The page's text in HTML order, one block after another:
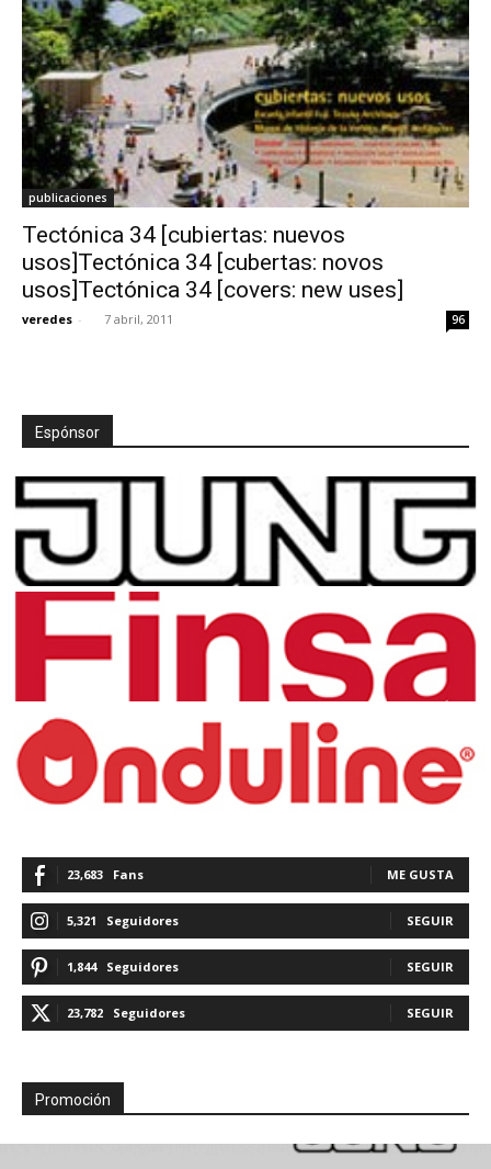
publicaciones
Tectónica 34 [cubiertas: nuevos
usos]Tectónica 34 [cubertas: novos
usos]Tectónica 34 [covers: new uses]
veredes - 7 abril, 2011 96
Espónsor
23,683 Fans ME GUSTA
5,321 Seguidores SEGUIR
1,844 Seguidores SEGUIR
23,782 Seguidores SEGUIR
Promoción